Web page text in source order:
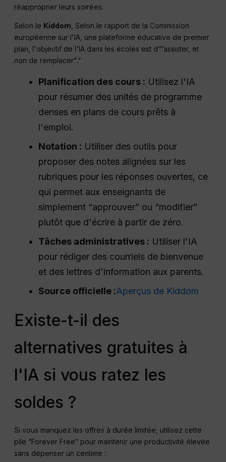
réapproprier leurs soirées.
Selon le Kiddom , Selon le rapport de la Commission
européenne sur l'IA, une plateforme éducative de premier
plan, l'objectif de l'IA dans les écoles est d“”assister, et
non de remplacer".”
Planification des cours : Utilisez l'IA
pour résumer des unités de programme
denses en plans de cours prêts à
l'emploi.
Notation : Utiliser des outils pour
proposer des notes alignées sur les
rubriques pour les réponses ouvertes, ce
qui permet aux enseignants de
simplement “approuver” ou “modifier”
plutôt que d'écrire à partir de zéro.
Tâches administratives : Utiliser l'IA
pour rédiger des courriels de bienvenue
et des lettres d'information aux parents.
Source officielle :Aperçus de Kiddom
Existe-t-il des
alternatives gratuites à
l'IA si vous ratez les
soldes ?
Si vous manquez les offres à durée limitée, utilisez cette
pile “Forever Free” pour maintenir une productivité élevée
sans dépenser un centime :